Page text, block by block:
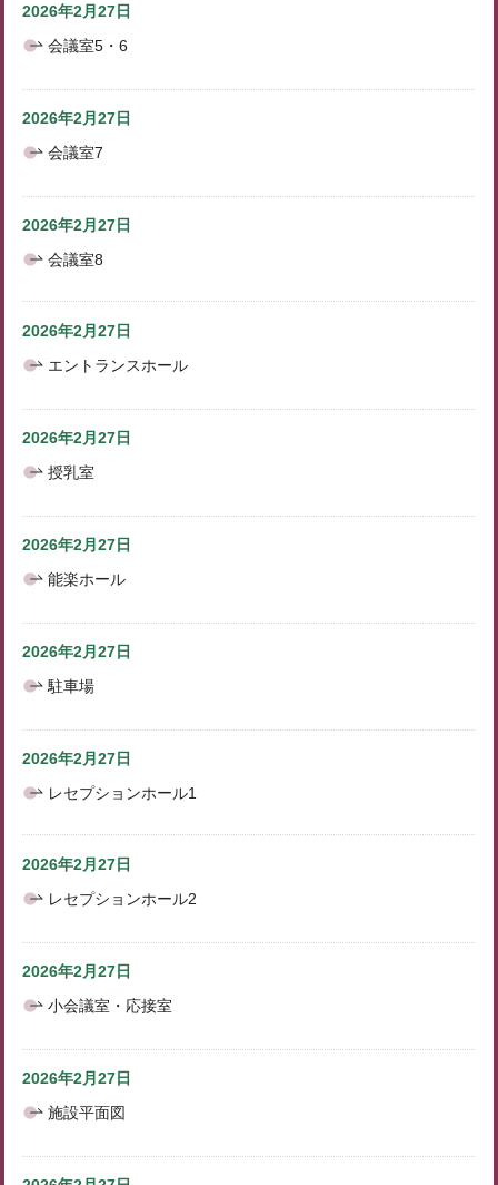
2026年2月27日
会議室5・6
2026年2月27日
会議室7
2026年2月27日
会議室8
2026年2月27日
エントランスホール
2026年2月27日
授乳室
2026年2月27日
能楽ホール
2026年2月27日
駐車場
2026年2月27日
レセプションホール1
2026年2月27日
レセプションホール2
2026年2月27日
小会議室・応接室
2026年2月27日
施設平面図